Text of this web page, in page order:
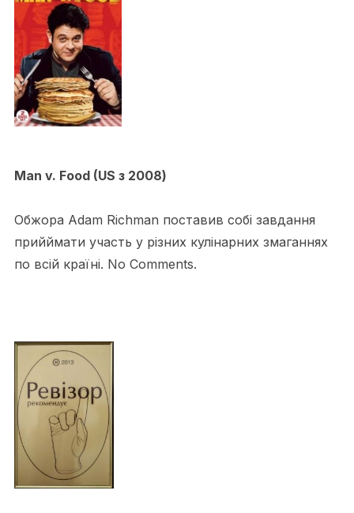
Man v. Food (US з 2008)
Обжора Adam Richman поставив собі завдання
прийймати участь у різних кулінарних змаганнях
по всій країні. No Comments.